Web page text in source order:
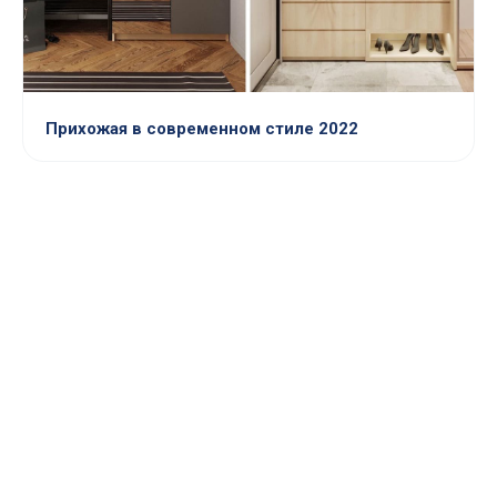
Прихожая в современном стиле 2022